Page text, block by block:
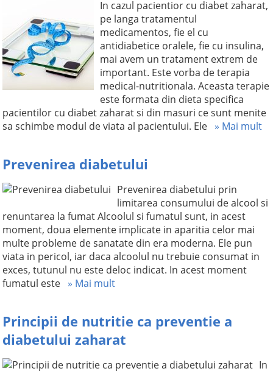
In cazul pacientior cu diabet zaharat,
pe langa tratamentul
medicamentos, fie el cu
antidiabetice oralele, fie cu insulina,
mai avem un tratament extrem de
important. Este vorba de terapia
medical-nutritionala. Aceasta terapie
este formata din dieta specifica
pacientilor cu diabet zaharat si din masuri ce sunt menite
sa schimbe modul de viata al pacientului. Ele » Mai mult
Prevenirea diabetului
Prevenirea diabetului prin
limitarea consumului de alcool si
renuntarea la fumat Alcoolul si fumatul sunt, in acest
moment, doua elemente implicate in aparitia celor mai
multe probleme de sanatate din era moderna. Ele pun
viata in pericol, iar daca alcoolul nu trebuie consumat in
exces, tutunul nu este deloc indicat. In acest moment
fumatul este » Mai mult
Principii de nutritie ca preventie a
diabetului zaharat
In